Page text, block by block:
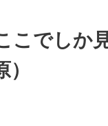
こでしか